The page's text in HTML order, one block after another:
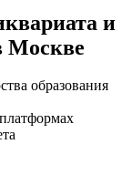
и
Москве
образования